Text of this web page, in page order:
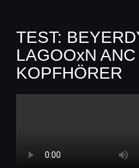
TEST:
LAGOOxN
KOPFHÖRER